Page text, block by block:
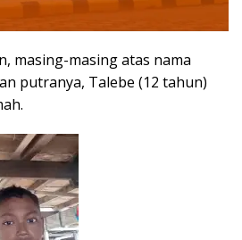
masing-masing atas nama
putranya, Talebe (12 tahun)